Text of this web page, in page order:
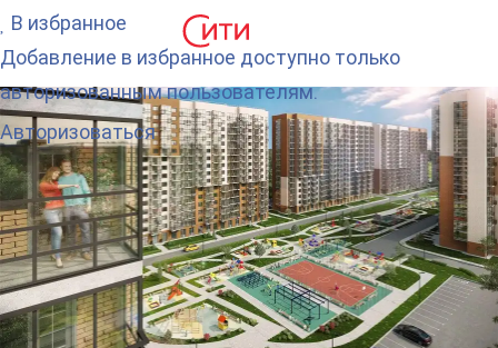
В избранное
Добавление в избранное доступно только
авторизованным пользователям.
Авторизоваться